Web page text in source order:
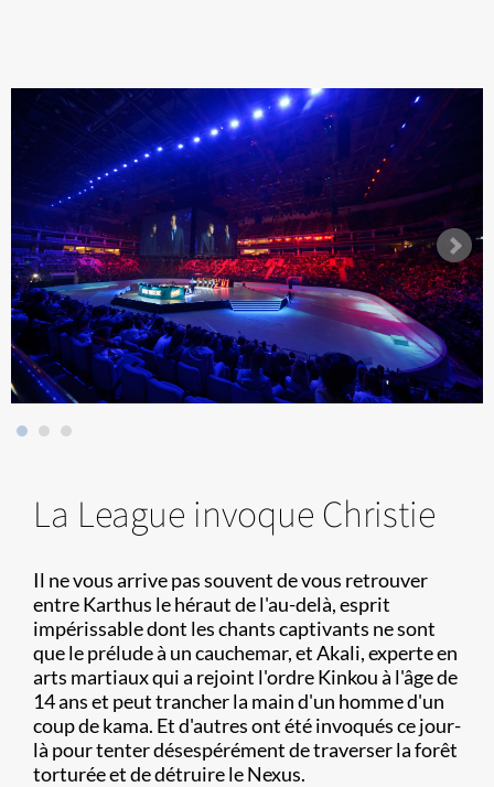
La League invoque Christie
Il ne vous arrive pas souvent de vous retrouver
entre Karthus le héraut de l'au-delà, esprit
impérissable dont les chants captivants ne sont
que le prélude à un cauchemar, et Akali, experte en
arts martiaux qui a rejoint l'ordre Kinkou à l'âge de
14 ans et peut trancher la main d'un homme d'un
coup de kama. Et d'autres ont été invoqués ce jour-
là pour tenter désespérément de traverser la forêt
torturée et de détruire le Nexus.